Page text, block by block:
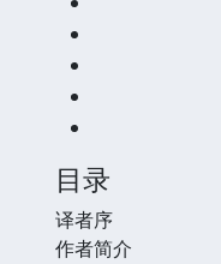
目录
译者序
作者简介